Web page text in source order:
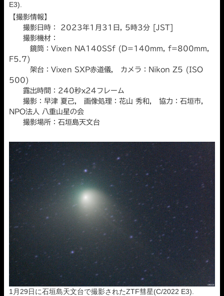
E3).
【撮影情報】
撮影日時： 2023年1月31日, 5時3分 [JST]
撮影機材：
鏡筒：Vixen NA140SSf (D=140mm, f=800mm,
F5.7)
架台：Vixen SXP赤道儀, カメラ：Nikon Z5 (ISO
500)
露出時間：240秒x24フレーム
撮影：早津 夏己, 画像処理：花山 秀和, 協力：石垣市,
NPO法人 八重山星の会
撮影場所：石垣島天文台
1月29日に石垣島天文台で撮影されたZTF彗星(C/2022 E3).